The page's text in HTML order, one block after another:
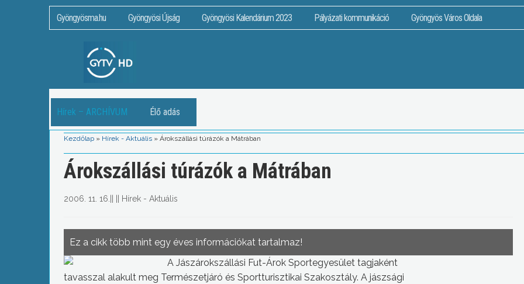
Gyöngyösma.hu Gyöngyösi Újság Gyöngyösi Kalendárium 2023 Pályázati kommunikáció Gyöngyös Város Oldala
Hírek – ARCHÍVUM Élő adás
Kezdőlap » Hírek - Aktuális » Árokszállási túrázók a Mátrában
Árokszállási túrázók a Mátrában
2006. 11. 16. Hírek - Aktuális
Ez a cikk több mint egy éves információkat tartalmaz!
A Jászárokszállási Fut-Árok Sportegyesület tagjaként
tavasszal alakult meg Természetjáró és Sportturisztikai Szakosztály. A jászsági